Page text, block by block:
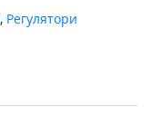
, Регулятори